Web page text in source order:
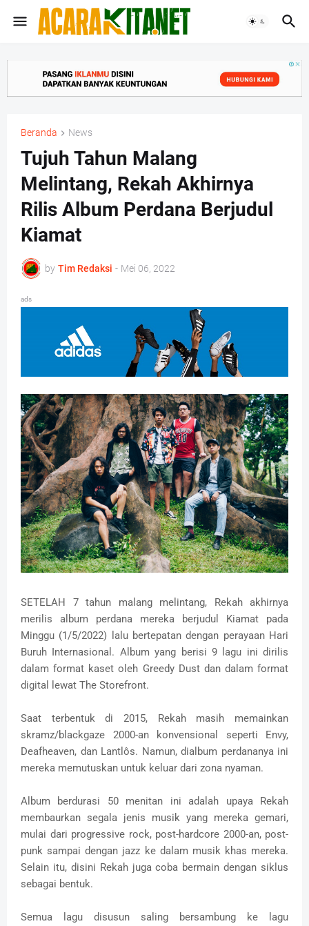
Beranda News
Tujuh Tahun Malang
Melintang, Rekah Akhirnya
Rilis Album Perdana Berjudul
Kiamat
by Tim Redaksi - Mei 06, 2022
ads
SETELAH 7 tahun malang melintang, Rekah akhirnya
merilis album perdana mereka berjudul Kiamat pada
Minggu (1/5/2022) lalu bertepatan dengan perayaan Hari
Buruh Internasional. Album yang berisi 9 lagu ini dirilis
dalam format kaset oleh Greedy Dust dan dalam format
digital lewat The Storefront.
Saat terbentuk di 2015, Rekah masih memainkan
skramz/blackgaze 2000-an konvensional seperti Envy,
Deafheaven, dan Lantlôs. Namun, dialbum perdananya ini
mereka memutuskan untuk keluar dari zona nyaman.
Album berdurasi 50 menitan ini adalah upaya Rekah
membaurkan segala jenis musik yang mereka gemari,
mulai dari progressive rock, post-hardcore 2000-an, post-
punk sampai dengan jazz ke dalam musik khas mereka.
Selain itu, disini Rekah juga coba bermain dengan siklus
sebagai bentuk.
Semua lagu disusun saling bersambung ke lagu